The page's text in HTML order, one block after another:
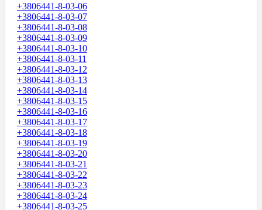
+3806441-8-03-06
+3806441-8-03-07
+3806441-8-03-08
+3806441-8-03-09
+3806441-8-03-10
+3806441-8-03-11
+3806441-8-03-12
+3806441-8-03-13
+3806441-8-03-14
+3806441-8-03-15
+3806441-8-03-16
+3806441-8-03-17
+3806441-8-03-18
+3806441-8-03-19
+3806441-8-03-20
+3806441-8-03-21
+3806441-8-03-22
+3806441-8-03-23
+3806441-8-03-24
+3806441-8-03-25